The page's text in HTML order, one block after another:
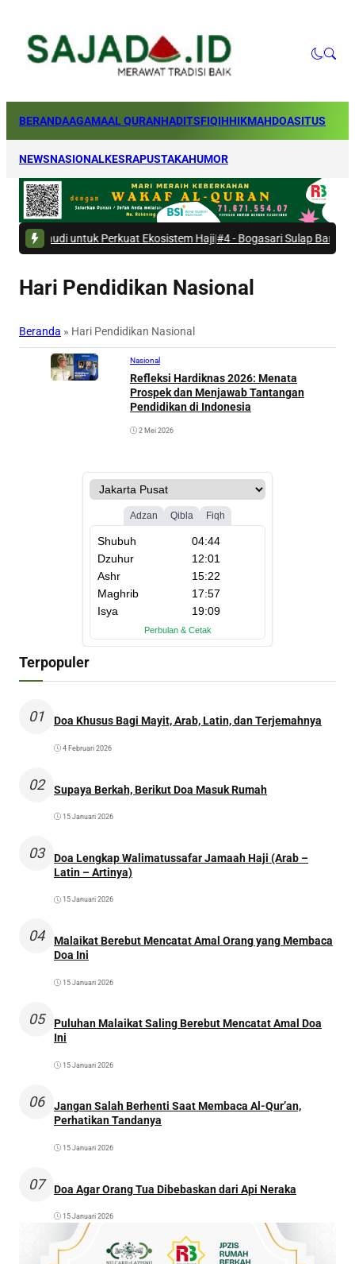
BERANDAAGAMAAL QURANHADITSFIQIHHIKMAHDOASITUS
NEWSNASIONALKESRAPUSTAKAHUMOR
untuk Perkuat Ekosistem Haji|#4 -Bogasari Sulap Bantaran Kali
Hari Pendidikan Nasional
Beranda » Hari Pendidikan Nasional
Nasional
Refleksi Hardiknas 2026: Menata
Prospek dan Menjawab Tantangan
Pendidikan di Indonesia
2 Mei 2026
Terpopuler
01 Doa Khusus Bagi Mayit, Arab, Latin, dan Terjemahnya
4 Februari 2026
02 Supaya Berkah, Berikut Doa Masuk Rumah
15 Januari 2026
03
Doa Lengkap Walimatussafar Jamaah Haji (Arab –
Latin – Artinya)
15 Januari 2026
04
Malaikat Berebut Mencatat Amal Orang yang Membaca
Doa Ini
15 Januari 2026
05
Puluhan Malaikat Saling Berebut Mencatat Amal Doa
Ini
15 Januari 2026
06
Jangan Salah Berhenti Saat Membaca Al-Qur’an,
Perhatikan Tandanya
15 Januari 2026
07 Doa Agar Orang Tua Dibebaskan dari Api Neraka
15 Januari 2026